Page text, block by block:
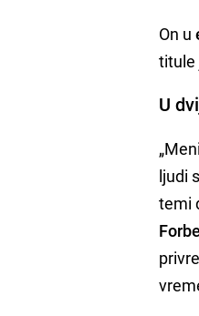
On u
titule
U
ljudi
temi